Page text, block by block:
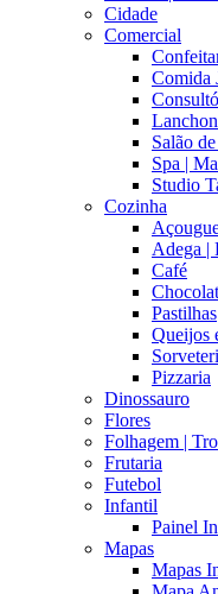
Cidade
Comercial
Comida
Salão
Spa |
Studio
Cozinha
Adega |
Café
Pastilhas
Queijos
Pizzaria
Dinossauro
Flores
Folhagem |
Frutaria
Futebol
Infantil
Painel
Mapas
Mapas